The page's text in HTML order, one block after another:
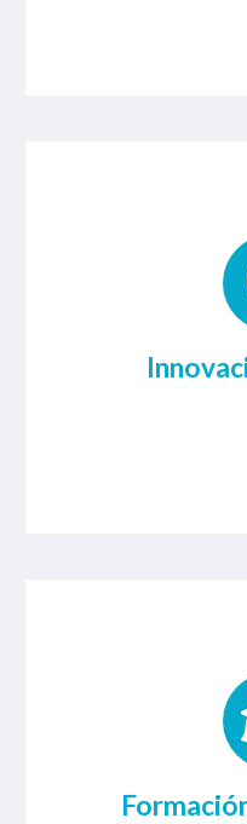
Nuestro centro de
con la última
fisioterapéuticos.
nuevas técnicas
permitan ofrecer
Nuestros
sólida y una vasta
que nos permite
problemas